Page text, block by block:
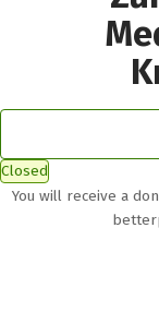
Closed
You will receive a